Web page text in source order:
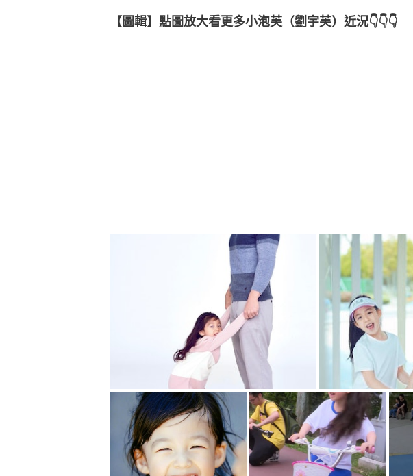
【圖輯】點圖放大看更多小泡芙（劉宇芙）近況👇👇👇